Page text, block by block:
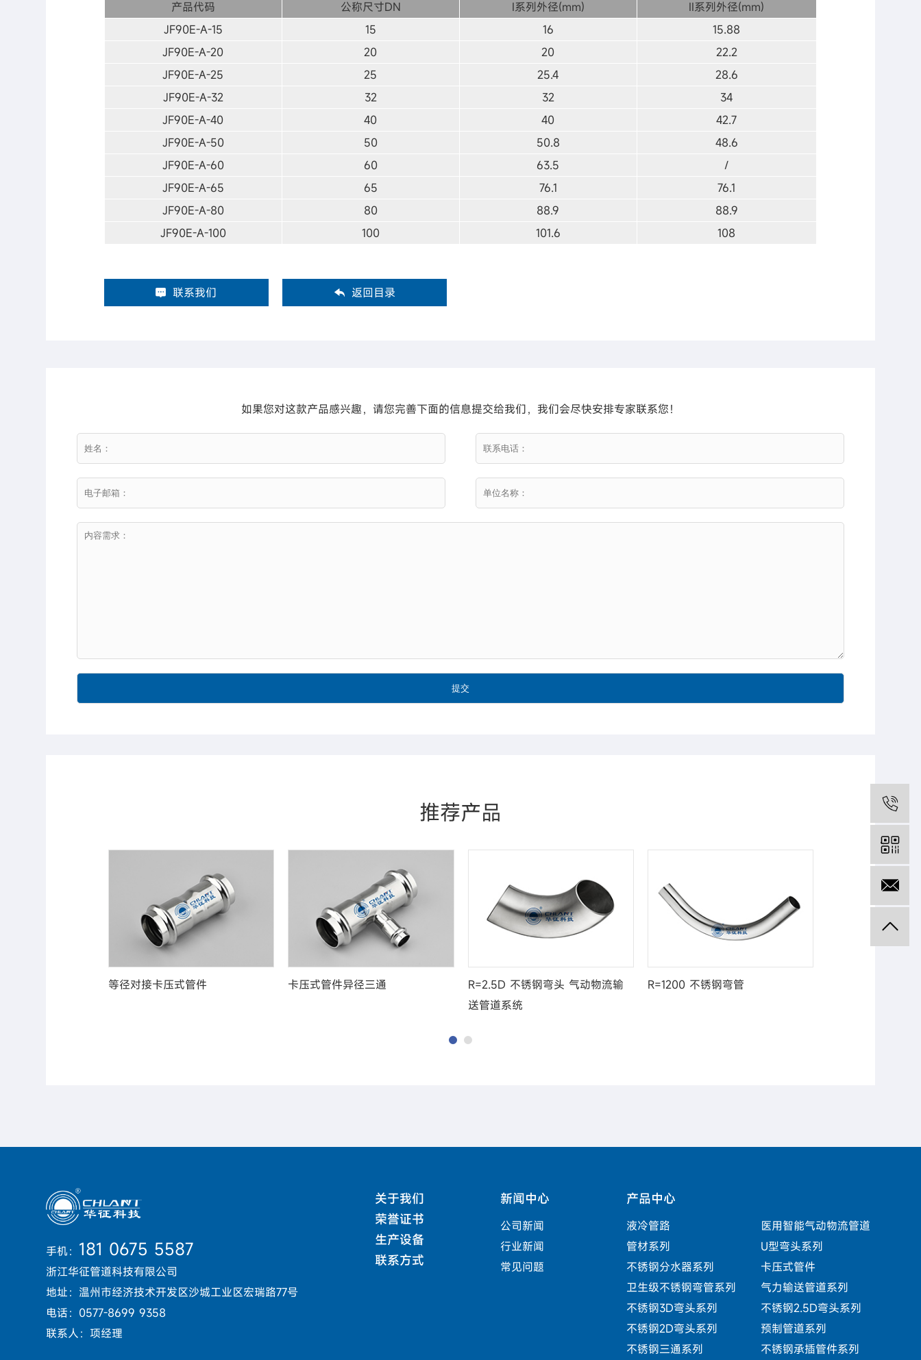
产品代码 公称尺寸DN I系列外径(mm)
II系列外径(mm)
JF90E-A-15
15 16
15.88
JF90E-A-20
20 20
22.2
JF90E-A-25
25 25.4
28.6
JF90E-A-32
32 32
34
JF90E-A-40
40 40
42.7
JF90E-A-50
50 50.8
48.6
JF90E-A-60
60 63.5
/
JF90E-A-65
65 76.1
76.1
JF90E-A-80
80 88.9
88.9
JF90E-A-100
100 101.6 108
联系我们 返回目录
如果您对这款产品感兴趣，请您完善下面的信息提交给我们，我们会尽快安排专家联系您！
推荐产品
等径对接卡压式管件 卡压式管件异径三通
R=2.5D 不锈钢弯头 气动物流输
送管道系统
R=1200 不锈钢弯管
手机： 181 0675 5587
浙江华征管道科技有限公司
地址：温州市经济技术开发区沙城工业区宏瑞路77号
电话：0577-8699 9358
联系人：项经理
关于我们
荣誉证书
生产设备
联系方式
新闻中心
公司新闻
行业新闻
常见问题
产品中心
液冷管路
医用智能气动物流管道
管材系列
U型弯头系列
不锈钢分水器系列
卡压式管件
卫生级不锈钢弯管系列
气力输送管道系列
不锈钢3D弯头系列
不锈钢2.5D弯头系列
不锈钢2D弯头系列
预制管道系列
不锈钢三通系列
不锈钢承插管件系列